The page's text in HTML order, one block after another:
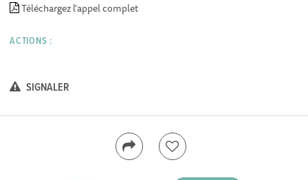
Téléchargez l'appel complet
ACTIONS :
SIGNALER